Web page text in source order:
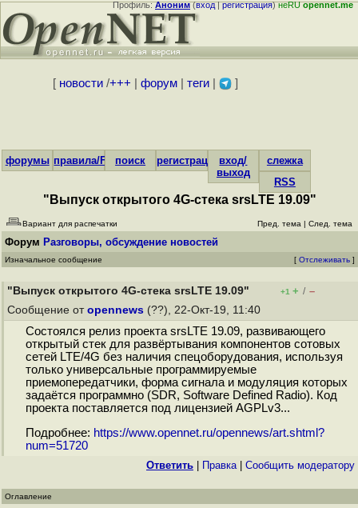
Профиль:Аноним(вход|регистрация)неRUopennet.me
[ новости/+++ форум| теги| ]
форумы правила/FAQпоиск регистрациявход/
выход
слежка
RSS
"Выпуск открытого 4G-стека srsLTE 19.09"
Вариант для распечатки Пред. тема | След. тема
Форум Разговоры, обсуждение новостей
Изначальное сообщение [ Отслеживать ]
"Выпуск открытого 4G-стека srsLTE 19.09" +1 + / –
Сообщение от opennews (??), 22-Окт-19, 11:40
Состоялся релиз проекта srsLTE 19.09, развивающего
открытый стек для развёртывания компонентов сотовых
сетей LTE/4G без наличия спецоборудования, используя
только универсальные программируемые
приемопередатчики, форма сигнала и модуляция которых
задаётся программно (SDR, Software Defined Radio). Код
проекта поставляется под лицензией AGPLv3...
Подробнее: https://www.opennet.ru/opennews/art.shtml?
num=51720
Ответить Правка| Cообщить модератору
Оглавление